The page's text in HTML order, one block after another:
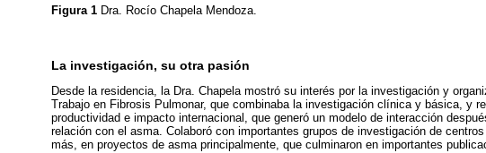
Figura 1 Dra. Rocío Chapela Mendoza.
La investigación, su otra pasión
Desde la residencia, la Dra. Chapela mostró su interés por la investigación y
Trabajo en Fibrosis Pulmonar, que combinaba la investigación clínica y básica, y
productividad e impacto internacional, que generó un modelo de interacción
relación con el asma. Colaboró con importantes grupos de investigación de
más, en proyectos de asma principalmente, que culminaron en importantes